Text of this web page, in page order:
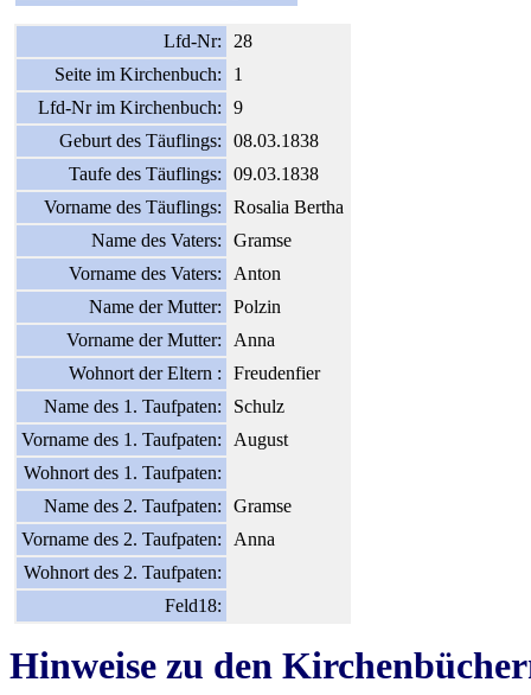
Lfd-Nr:
28
Seite im Kirchenbuch:
1
Lfd-Nr im Kirchenbuch:
9
Geburt des Täuflings:
08.03.1838
Taufe des Täuflings:
09.03.1838
Vorname des Täuflings:
Rosalia Bertha
Name des Vaters:
Gramse
Vorname des Vaters:
Anton
Name der Mutter:
Polzin
Vorname der Mutter:
Anna
Wohnort der Eltern :
Freudenfier
Name des 1. Taufpaten:
Schulz
Vorname des 1. Taufpaten:
August
Wohnort des 1. Taufpaten:
Name des 2. Taufpaten:
Gramse
Vorname des 2. Taufpaten:
Anna
Wohnort des 2. Taufpaten:
Feld18:
Hinweise zu den